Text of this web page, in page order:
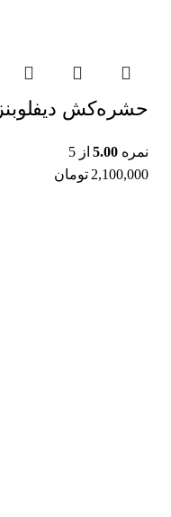
حشره‌کش
نمره 5.00از 5
2,100,000 تومان